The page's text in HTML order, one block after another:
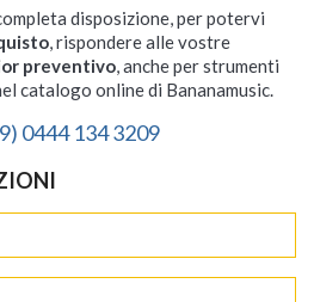
disposizione, per potervi
, rispondere alle vostre
preventivo, anche per strumenti
catalogo online di Bananamusic.
0444 134 3209